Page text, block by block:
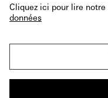
Cliquez ici pour lire notre
données